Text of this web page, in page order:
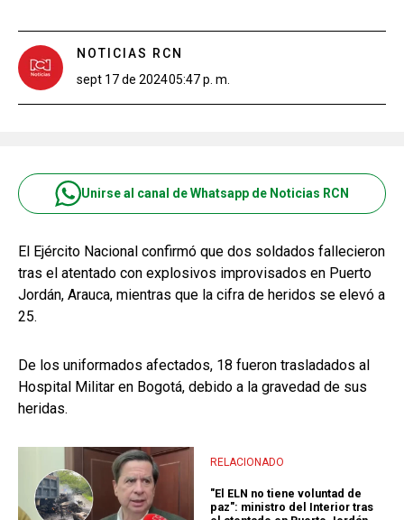
NOTICIAS RCN
sept 17 de 202405:47 p. m.
Unirse al canal de Whatsapp de Noticias RCN
El Ejército Nacional confirmó que dos soldados fallecieron
tras el atentado con explosivos improvisados en Puerto
Jordán, Arauca, mientras que la cifra de heridos se elevó a
25.
De los uniformados afectados, 18 fueron trasladados al
Hospital Militar en Bogotá, debido a la gravedad de sus
heridas.
RELACIONADO
"El ELN no tiene voluntad de
paz": ministro del Interior tras